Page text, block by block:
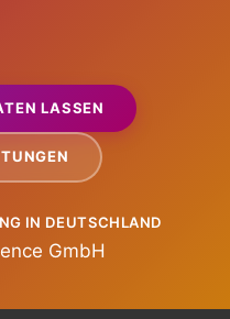
LASSEN
IN DEUTSCHLAND